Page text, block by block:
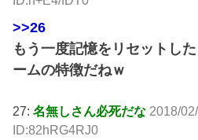
>>26
もう一度記憶をリセットし
ームの特徴だねｗ
27:名無しさん必死だな 2018/
ID:82hRG4RJ0